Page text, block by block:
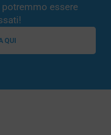
essere
QUI